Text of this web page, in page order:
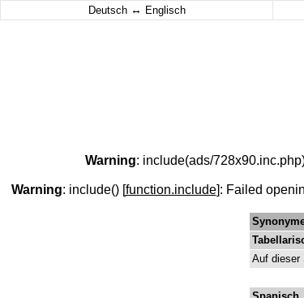
Deutsch ↔ Englisch
Warning: include(ads/
Warning: include() [function.include]: Failed
Auf dieser